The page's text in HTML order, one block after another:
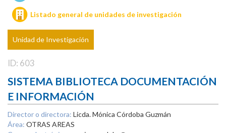
Listado general de unidades de investigación
Unidad de Investigación
ID: 603
SISTEMA BIBLIOTECA DOCUMENTACIÓN
E INFORMACIÓN
Director o directora: Licda. Mónica Córdoba Guzmán
Área: OTRAS AREAS